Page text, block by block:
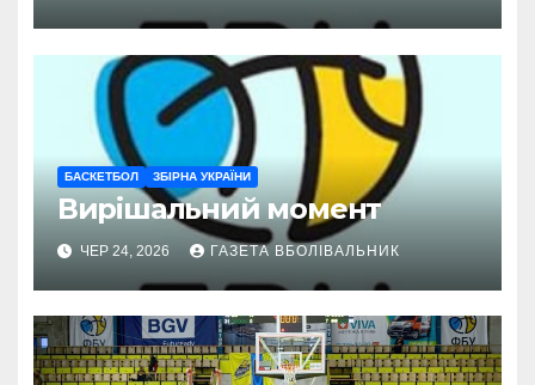
БАСКЕТБОЛ ЗБІРНА УКРАЇНИ
Вирішальний момент
ЧЕР 24, 2026 ГАЗЕТА ВБОЛІВАЛЬНИК